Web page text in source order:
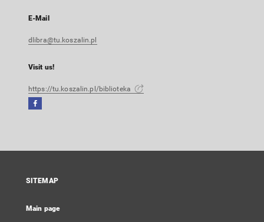
E-Mail
dlibra@tu.koszalin.pl
Visit us!
https://tu.koszalin.pl/biblioteka
Facebook
open
new
SITEMAP
Main page